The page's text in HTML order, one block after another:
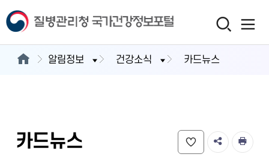
알림정보 건강소식 카드뉴스
카드뉴스